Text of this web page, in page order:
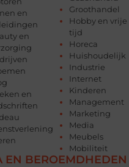
en
en
en
Groothandel
Hobby en vrije
tijd
Horeca
Huishoudelijk
Industrie
Internet
Kinderen
Management
Marketing
Media
Meubels
Mobiliteit
EN BEROEMDHEDEN